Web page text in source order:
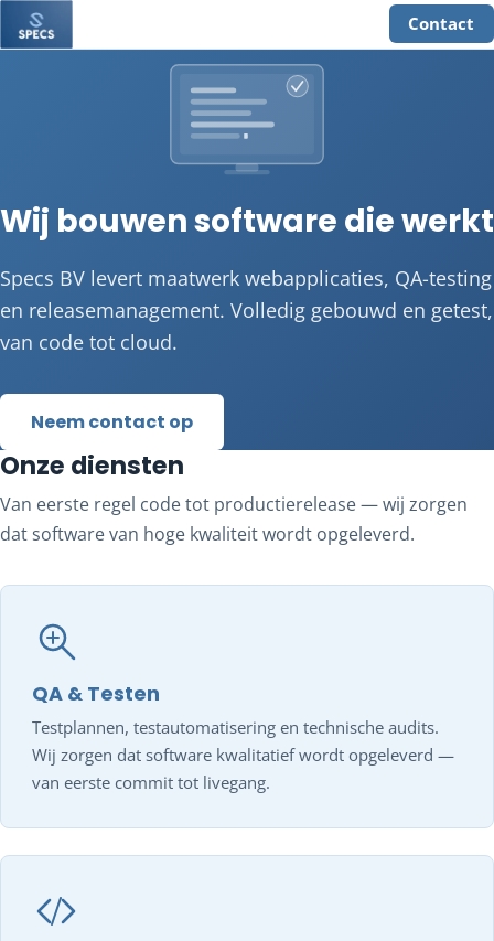
Contact
Wij bouwen software die werkt
Specs BV levert maatwerk webapplicaties, QA-testing
en releasemanagement. Volledig gebouwd en getest,
van code tot cloud.
Neem contact op
Onze diensten
Van eerste regel code tot productierelease — wij zorgen
dat software van hoge kwaliteit wordt opgeleverd.
QA & Testen
Testplannen, testautomatisering en technische audits.
Wij zorgen dat software kwalitatief wordt opgeleverd —
van eerste commit tot livegang.